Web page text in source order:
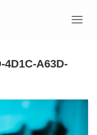
4D1C-A63D-